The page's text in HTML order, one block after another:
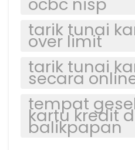
tarik tunai
over limit
tarik tunai
secara
tempat
kartu kredit
balikpapan